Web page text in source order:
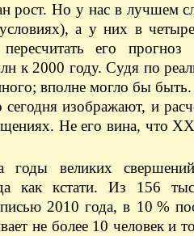
рост. Но у нас в лучшем
а у них в
его
к 2000 году. Судя по
вполне могло бы
сегодня изображают, и
Не его вина, что ХХ
годы великих
как кстати. Из 156
2010 года, в 10 %
не более 10 человек и